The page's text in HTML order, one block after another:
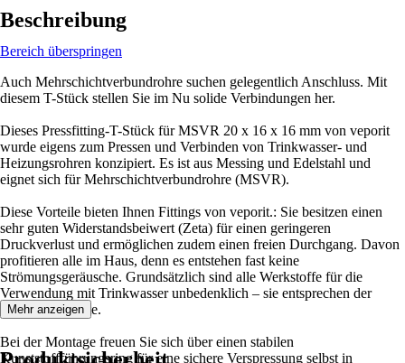
Beschreibung
Bereich überspringen
Auch Mehrschichtverbundrohre suchen gelegentlich Anschluss. Mit
diesem T-Stück stellen Sie im Nu solide Verbindungen her.
Dieses Pressfitting-T-Stück für MSVR 20 x 16 x 16 mm von veporit
wurde eigens zum Pressen und Verbinden von Trinkwasser- und
Heizungsrohren konzipiert. Es ist aus Messing und Edelstahl und
eignet sich für Mehrschichtverbundrohre (MSVR).
Diese Vorteile bieten Ihnen Fittings von veporit.: Sie besitzen einen
sehr guten Widerstandsbeiwert (Zeta) für einen geringeren
Druckverlust und ermöglichen zudem einen freien Durchgang. Davon
profitieren alle im Haus, denn es entstehen fast keine
Strömungsgeräusche. Grundsätzlich sind alle Werkstoffe für die
Verwendung mit Trinkwasser unbedenklich – sie entsprechen der
UBA-Positivliste.
Bei der Montage freuen Sie sich über einen stabilen
Kunststoffführungsring für eine sichere Verspressung selbst in
Mehr anzeigen